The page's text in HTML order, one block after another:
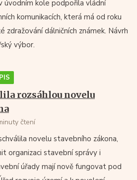
úvodním kole podpořila vládní
komunikacích, která má od roku
zdražování dálničních známek. Návrh
výbor.
rozsáhlou novelu
čtení
novelu stavebního zákona,
organizaci stavební správy i
úřady mají nově fungovat pod